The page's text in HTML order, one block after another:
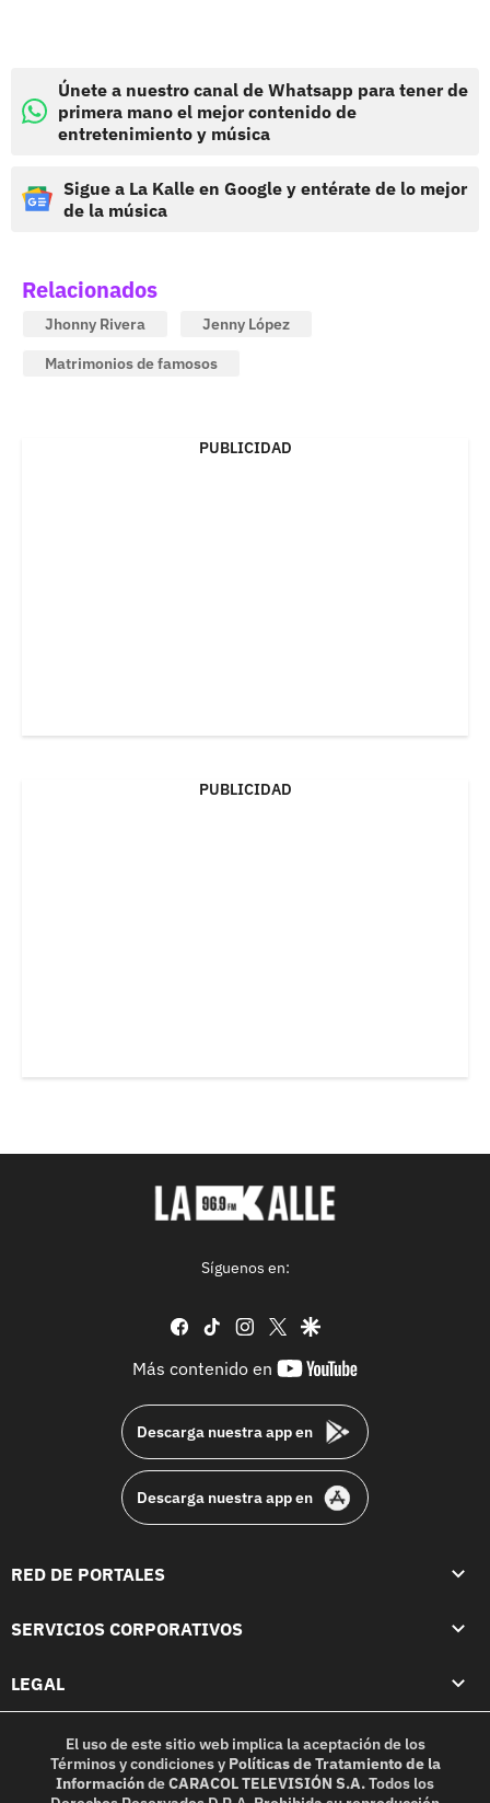
Únete a nuestro canal de Whatsapp para tener de
primera mano el mejor contenido de
entretenimiento y música
Sigue a La Kalle en Google y entérate de lo mejor
de la música
Relacionados
Jhonny Rivera
Jenny López
Matrimonios de famosos
PUBLICIDAD
PUBLICIDAD
Síguenos en:
facebook
tiktok instagram
twittergoogle
Más contenido en
youtube-
Descarga nuestra app en
Descarga nuestra app en
RED DE PORTALES
SERVICIOS CORPORATIVOS
LEGAL
El uso de este sitio web implica la aceptación de los
Términos y condicionesy Políticas de Tratamiento de la
InformacióndeCARACOL TELEVISIÓN S.A.Todos los